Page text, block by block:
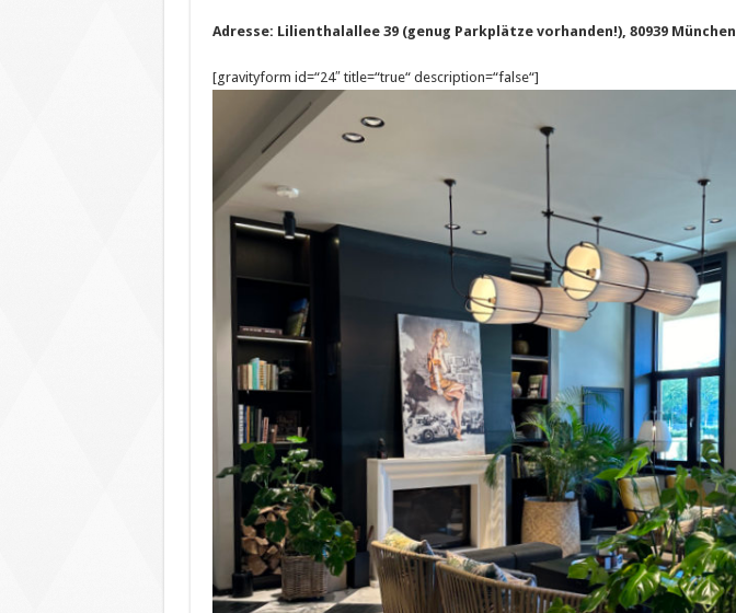
Adresse: Lilienthalallee 39 (genug Parkplätze vorhanden!), 80939 München
[gravityform id=“24″ title=“true“ description=“false“]